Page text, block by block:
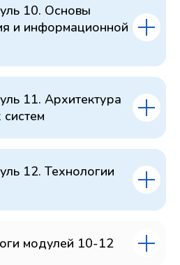
10. Основы
и информационной
11. Архитектура
12. Технологии
модулей 10-12